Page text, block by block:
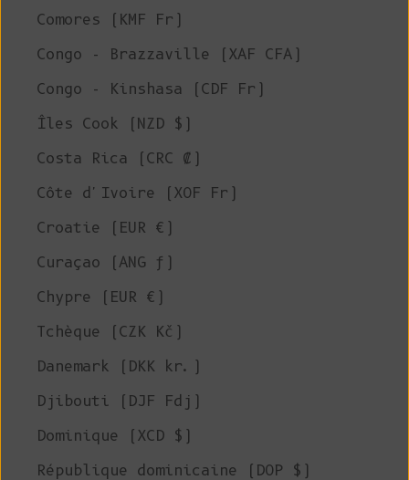
Comores (KMF Fr)
Congo - Brazzaville (XAF CFA)
Congo - Kinshasa (CDF Fr)
Îles Cook (NZD $)
Costa Rica (CRC ₡)
Côte d'Ivoire (XOF Fr)
Croatie (EUR €)
Curaçao (ANG ƒ)
Chypre (EUR €)
Tchèque (CZK Kč)
Danemark (DKK kr.)
Djibouti (DJF Fdj)
Dominique (XCD $)
République dominicaine (DOP $)